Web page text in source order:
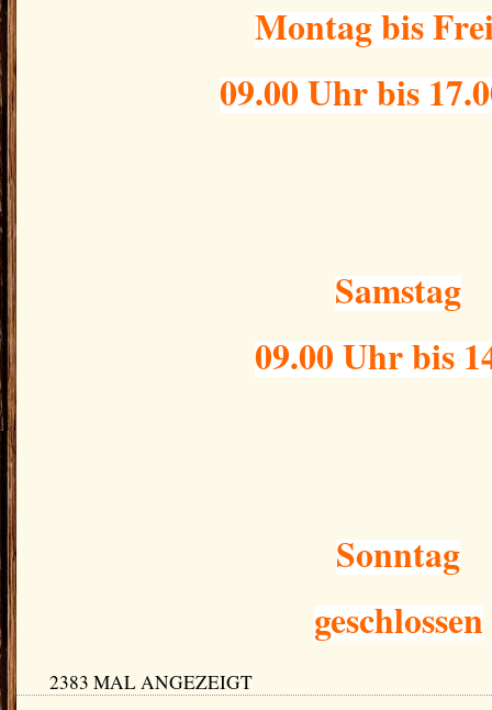
Montag bis
09.00 Uhr bis
Samstag
09.00 Uhr bis
Sonntag
geschlossen
2383 MAL ANGEZEIGT